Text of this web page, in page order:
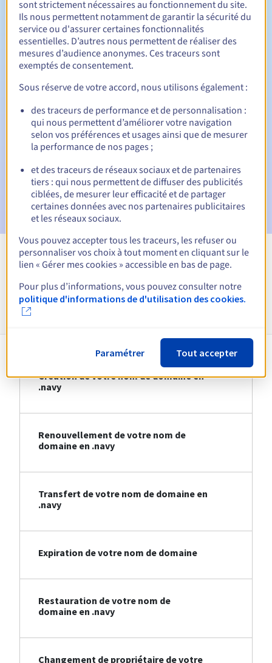
Période de rédemption 30 jours
Notifications automatiques :
Emails d'avertissement :60, 30, 15, 7 et 3 jours avant la
date d'échéance
E-mail le jour de l'expirationpour notification de la
E-mail après la Redemption Grace Periodpour
notification de la suppression du nom de domaine
Voir toutes les extensions
Informations sur le .navy
Création de votre nom de domaine en
.navy
Renouvellement de votre nom de
domaine en .navy
Transfert de votre nom de domaine en
.navy
Expiration de votre nom de domaine
Restauration de votre nom de
domaine en .navy
Changement de propriétaire de votre
sont strictement nécessaires au fonctionnement du site.
Ils nous permettent notamment de garantir la sécurité du
service ou d'assurer certaines fonctionnalités
essentielles. D’autres nous permettent de réaliser des
mesures d’audience anonymes. Ces traceurs sont
exemptés de consentement.
Sous réserve de votre accord, nous utilisons également :
des traceurs de performance et de personnalisation :
qui nous permettent d’améliorer votre navigation
selon vos préférences et usages ainsi que de mesurer
la performance de nos pages ;
et des traceurs de réseaux sociaux et de partenaires
tiers : qui nous permettent de diffuser des publicités
ciblées, de mesurer leur efficacité et de partager
certaines données avec nos partenaires publicitaires
et les réseaux sociaux.
Vous pouvez accepter tous les traceurs, les refuser ou
personnaliser vos choix à tout moment en cliquant sur le
lien « Gérer mes cookies » accessible en bas de page.
Pour plus d’informations, vous pouvez consulter notre
politique d'informations de d'utilisation des cookies.
Paramétrer Tout accepter